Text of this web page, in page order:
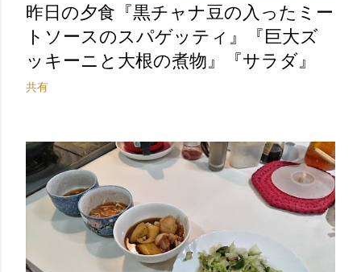
昨日の夕食『黒チャナ豆の入ったミー
トソースのスパゲッティ』『巨大ズ
ッキーニと大根の煮物』『サラダ』
共有